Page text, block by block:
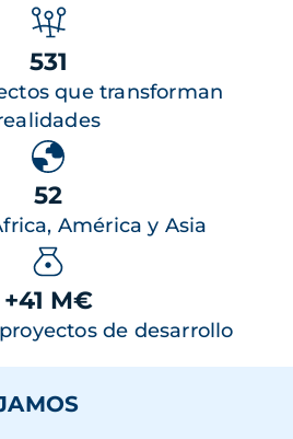
531
que transforman
52
América y Asia
+41 M€
de desarrollo